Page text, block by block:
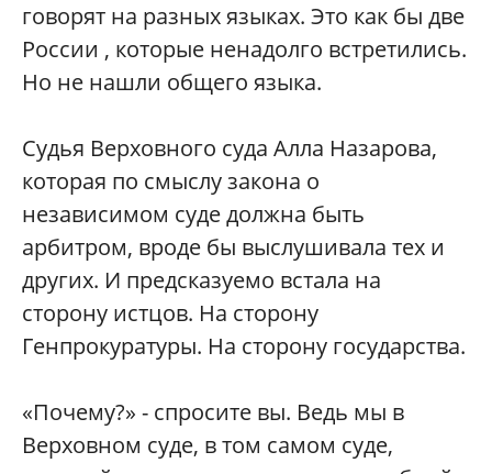
говорят на разных языках. Это как бы две
России , которые ненадолго встретились.
Но не нашли общего языка.
Судья Верховного суда Алла Назарова,
которая по смыслу закона о
независимом суде должна быть
арбитром, вроде бы выслушивала тех и
других. И предсказуемо встала на
сторону истцов. На сторону
Генпрокуратуры. На сторону государства.
«Почему?» - спросите вы. Ведь мы в
Верховном суде, в том самом суде,